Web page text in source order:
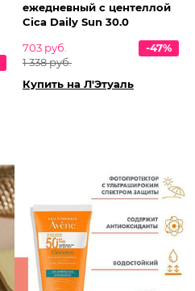
ежедневный с центеллой
Cica Daily Sun 30.0
703 руб.
1 338 руб.
-47%
Купить на Л'Этуаль